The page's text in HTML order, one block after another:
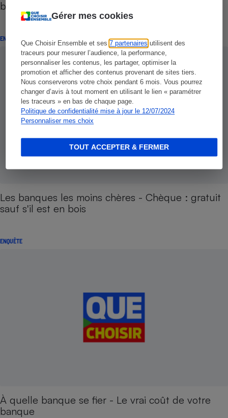
Gérer mes cookies
Que Choisir Ensemble et ses7 partenaires utilisent des
traceurs pour mesurer l’audience, la performance,
personnaliser les contenus, les partager, optimiser la
promotion et afficher des contenus provenant de sites tiers.
Nous conserverons votre choix pendant 6 mois. Vous pourrez
changer d’avis à tout moment en utilisant le lien « paramétrer
les traceurs » en bas de chaque page.
Politique de confidentialité mise à jour le 12/07/2024
Personnaliser mes choix
TOUT ACCEPTER & FERMER
base
ENQUÊTE
Les banques les moins chères - Chèque : gratuit
sauf s'il est en bois
ENQUÊTE
À quelle banque se fier - Le vrai coût de votre
banque